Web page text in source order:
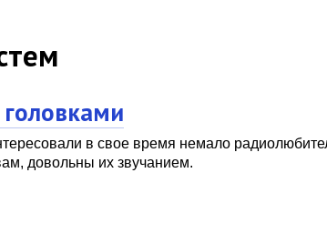
в свое время немало
довольны их звучанием.